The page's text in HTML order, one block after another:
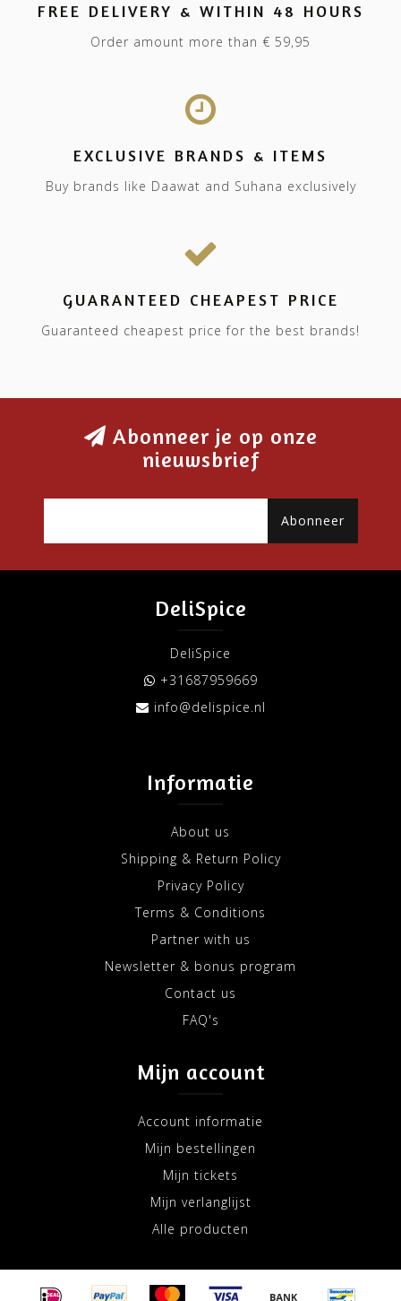
FREE DELIVERY & WITHIN 48 HOURS
Order amount more than € 59,95
EXCLUSIVE BRANDS & ITEMS
Buy brands like Daawat and Suhana exclusively
GUARANTEED CHEAPEST PRICE
Guaranteed cheapest price for the best brands!
Abonneer je op onze
nieuwsbrief
Abonneer
DeliSpice
DeliSpice
+31687959669
info@delispice.nl
Informatie
About us
Shipping & Return Policy
Privacy Policy
Terms & Conditions
Partner with us
Newsletter & bonus program
Contact us
FAQ's
Mijn account
Account informatie
Mijn bestellingen
Mijn tickets
Mijn verlanglijst
Alle producten